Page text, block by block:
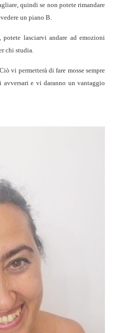
quindi se non potete rimandare
un piano B.
potete lasciarvi andare ad emozioni
chi studia.
vi permetterà di fare mosse sempre
e vi daranno un vantaggio